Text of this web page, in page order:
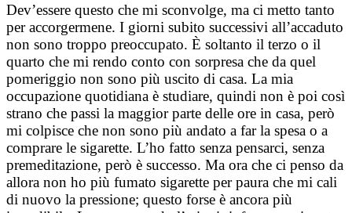
Dev’essere questo che mi sconvolge, ma ci metto tanto
per accorgermene. I giorni subito successivi all’accaduto
non sono troppo preoccupato. È soltanto il terzo o il
quarto che mi rendo conto con sorpresa che da quel
pomeriggio non sono più uscito di casa. La mia
occupazione quotidiana è studiare, quindi non è poi così
strano che passi la maggior parte delle ore in casa, però
mi colpisce che non sono più andato a far la spesa o a
comprare le sigarette. L’ho fatto senza pensarci, senza
premeditazione, però è successo. Ma ora che ci penso da
allora non ho più fumato sigarette per paura che mi cali
di nuovo la pressione; questo forse è ancora più